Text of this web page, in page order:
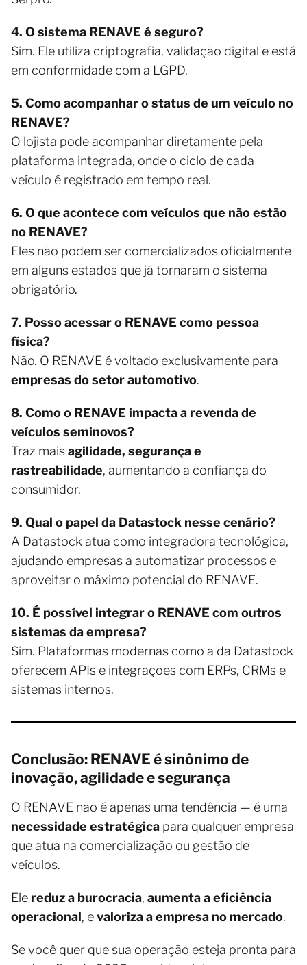
4. O sistema RENAVE é seguro?
Sim. Ele utiliza criptografia, validação digital e está
em conformidade com a LGPD.
5. Como acompanhar o status de um veículo no
RENAVE?
O lojista pode acompanhar diretamente pela
plataforma integrada, onde o ciclo de cada
veículo é registrado em tempo real.
6. O que acontece com veículos que não estão
no RENAVE?
Eles não podem ser comercializados oficialmente
em alguns estados que já tornaram o sistema
obrigatório.
7. Posso acessar o RENAVE como pessoa
física?
Não. O RENAVE é voltado exclusivamente para
empresas do setor automotivo.
8. Como o RENAVE impacta a revenda de
veículos seminovos?
Traz maisagilidade, segurança e
rastreabilidade, aumentando a confiança do
consumidor.
9. Qual o papel da Datastock nesse cenário?
A Datastock atua como integradora tecnológica,
ajudando empresas a automatizar processos e
aproveitar o máximo potencial do RENAVE.
10. É possível integrar o RENAVE com outros
sistemas da empresa?
Sim. Plataformas modernas como a da Datastock
oferecem APIs e integrações com ERPs, CRMs e
sistemas internos.
Conclusão: RENAVE é sinônimo de
inovação, agilidade e segurança
O RENAVE não é apenas uma tendência — é uma
necessidade estratégica para qualquer empresa
que atua na comercialização ou gestão de
veículos.
Ele reduz a burocracia, aumenta a eficiência
operacional, evaloriza a empresa no mercado.
Se você quer que sua operação esteja pronta para